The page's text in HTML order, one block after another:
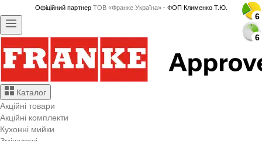
Офіційний партнер ТОВ «Франке Україна»- ФОП Клименко Т.Ю.
Каталог
Акційні товари
Акційні комплекти
Кухонні мийки
6
6
6
6
6
6
6
6
6
6
6
6
6
6
6
6
6
6
6
6
6
6
6
6
6
6